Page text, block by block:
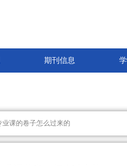
期刊信息
课的卷子怎么过来的